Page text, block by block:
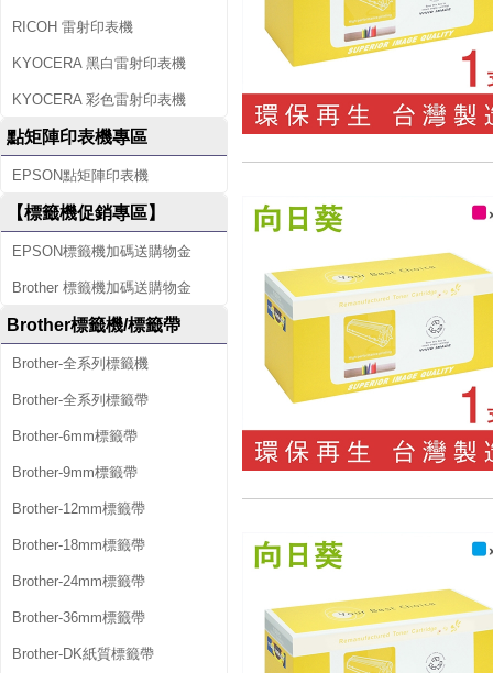
RICOH 雷射印表機
KYOCERA 黑白雷射印表機
KYOCERA 彩色雷射印表機
點矩陣印表機專區
EPSON點矩陣印表機
【標籤機促銷專區】
EPSON標籤機加碼送購物金
Brother 標籤機加碼送購物金
Brother標籤機/標籤帶
Brother-全系列標籤機
Brother-全系列標籤帶
Brother-6mm標籤帶
Brother-9mm標籤帶
Brother-12mm標籤帶
Brother-18mm標籤帶
Brother-24mm標籤帶
Brother-36mm標籤帶
Brother-DK紙質標籤帶